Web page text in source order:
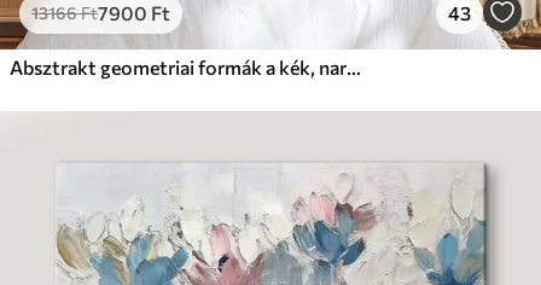
13166Ft7900 Ft 43
Absztrakt geometriai formák a kék, narancs és barna árnyalataiban, modern minimalista kompozíciót alkotva